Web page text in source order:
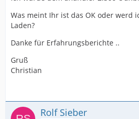
Was meint Ihr ist das OK oder werd
Laden?
Danke für Erfahrungsberichte ..
Gruß
Christian
Rolf Sieber